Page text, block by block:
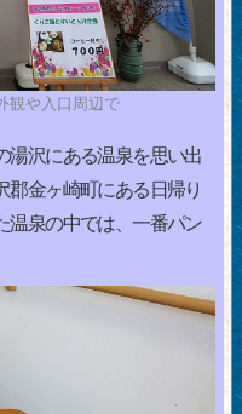
観や入口周辺で
湯沢にある温泉を思い出
郡金ヶ崎町にある日帰り
温泉の中では、一番パン